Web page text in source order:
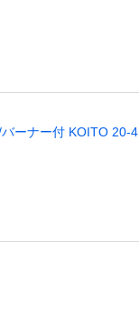
ーナー付 KOITO 20-4